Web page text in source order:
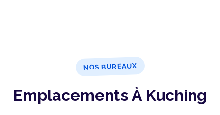
NOS BUREAUX
Emplacements À Kuching